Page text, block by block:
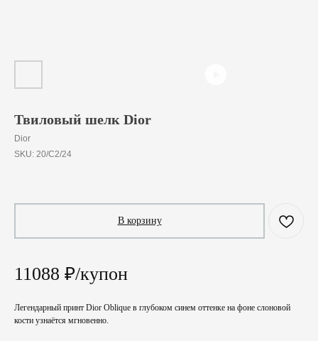
Твиловый шелк Dior
Dior
SKU: 20/C2/24
В корзину
11088 ₽/купон
Легендарный принт Dior Oblique в глубоком синем оттенке на фоне слоновой
кости узнаётся мгновенно.